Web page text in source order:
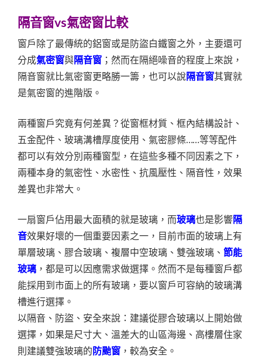
隔音窗vs氣密窗比較
窗戶除了最傳統的鋁窗或是防盜白鐵窗之外，主要還可
分成氣密窗與隔音窗 ；然而在隔絕噪音的程度上來說，
隔音窗就比氣密窗更略勝一籌，也可以說隔音窗其實就
是氣密窗的進階版。
兩種窗戶究竟有何差異？從窗框材質、框內結構設計、
五金配件、玻璃溝槽厚度使用、氣密膠條……等等配件
都可以有效分別兩種窗型，在這些多種不同因素之下，
兩種本身的氣密性、水密性、抗風壓性、隔音性，效果
差異也非常大。
一扇窗戶佔用最大面積的就是玻璃，而玻璃也是影響隔
音效果好壞的一個重要因素之一，目前市面的玻璃上有
單層玻璃、膠合玻璃、複層中空玻璃、雙強玻璃、 節能
玻璃 ，都是可以因應需求做選擇。然而不是每種窗戶都
能採用到市面上的所有玻璃，要以窗戶可容納的玻璃溝
槽進行選擇。
以隔音、防盜、安全來說：建議從膠合玻璃以上開始做
選擇，如果是尺寸大、溫差大的山區海邊、高樓層住家
則建議雙強玻璃的 防颱窗 ，較為安全。